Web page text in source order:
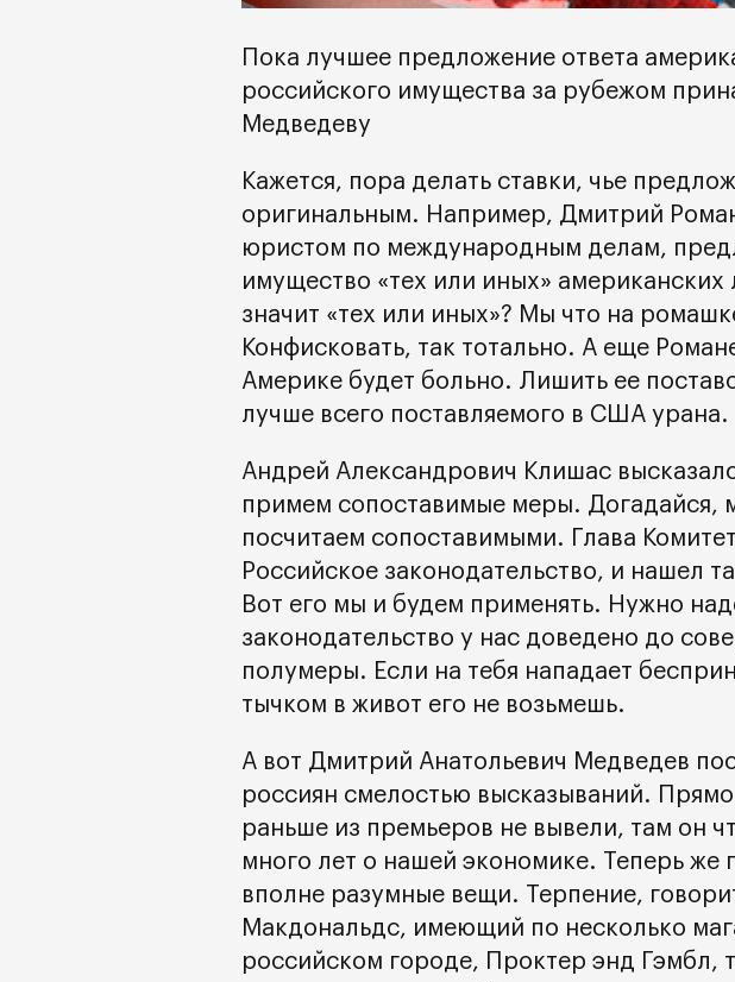
Пока лучшее предложение ответа
российского имущества за рубежом
Медведеву
Кажется, пора делать ставки, чье
оригинальным. Например, Дмитрий
юристом по международным делам,
имущество «тех или иных»
значит «тех или иных»? Мы что на
Конфисковать, так тотально. А еще
Америке будет больно. Лишить ее
лучше всего поставляемого в США урана.
Андрей Александрович Клишас
примем сопоставимые меры. Догадайся,
посчитаем сопоставимыми. Глава
Российское законодательство, и нашел
Вот его мы и будем применять. Нужно
законодательство у нас доведено до
полумеры. Если на тебя нападает
тычком в живот его не возьмешь.
А вот Дмитрий Анатольевич Медведев
россиян смелостью высказываний.
раньше из премьеров не вывели, там он
много лет о нашей экономике. Теперь же
вполне разумные вещи. Терпение,
Макдональдс, имеющий по несколько
российском городе, Проктер энд Гэмбл,